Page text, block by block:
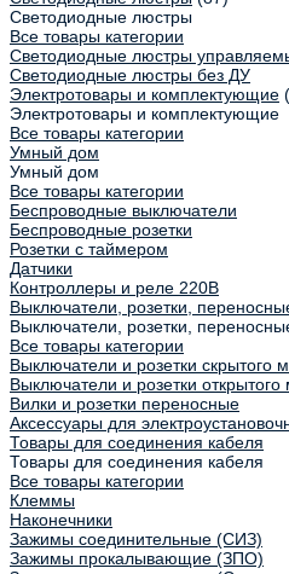
Светодиодные люстры
Все товары категории
Светодиодные люстры
Светодиодные люстры без ДУ
Электротовары и комплектующие
Электротовары и комплектующие
Все товары категории
Умный дом
Умный дом
Все товары категории
Беспроводные выключатели
Беспроводные розетки
Розетки с таймером
Датчики
Контроллеры и реле 220В
Выключатели, розетки,
Выключатели, розетки,
Все товары категории
Выключатели и розетки скрытого
Выключатели и розетки
Вилки и розетки переносные
Аксессуары для
Товары для соединения кабеля
Товары для соединения кабеля
Все товары категории
Клеммы
Наконечники
Зажимы соединительные (СИЗ)
Зажимы прокалывающие (ЗПО)